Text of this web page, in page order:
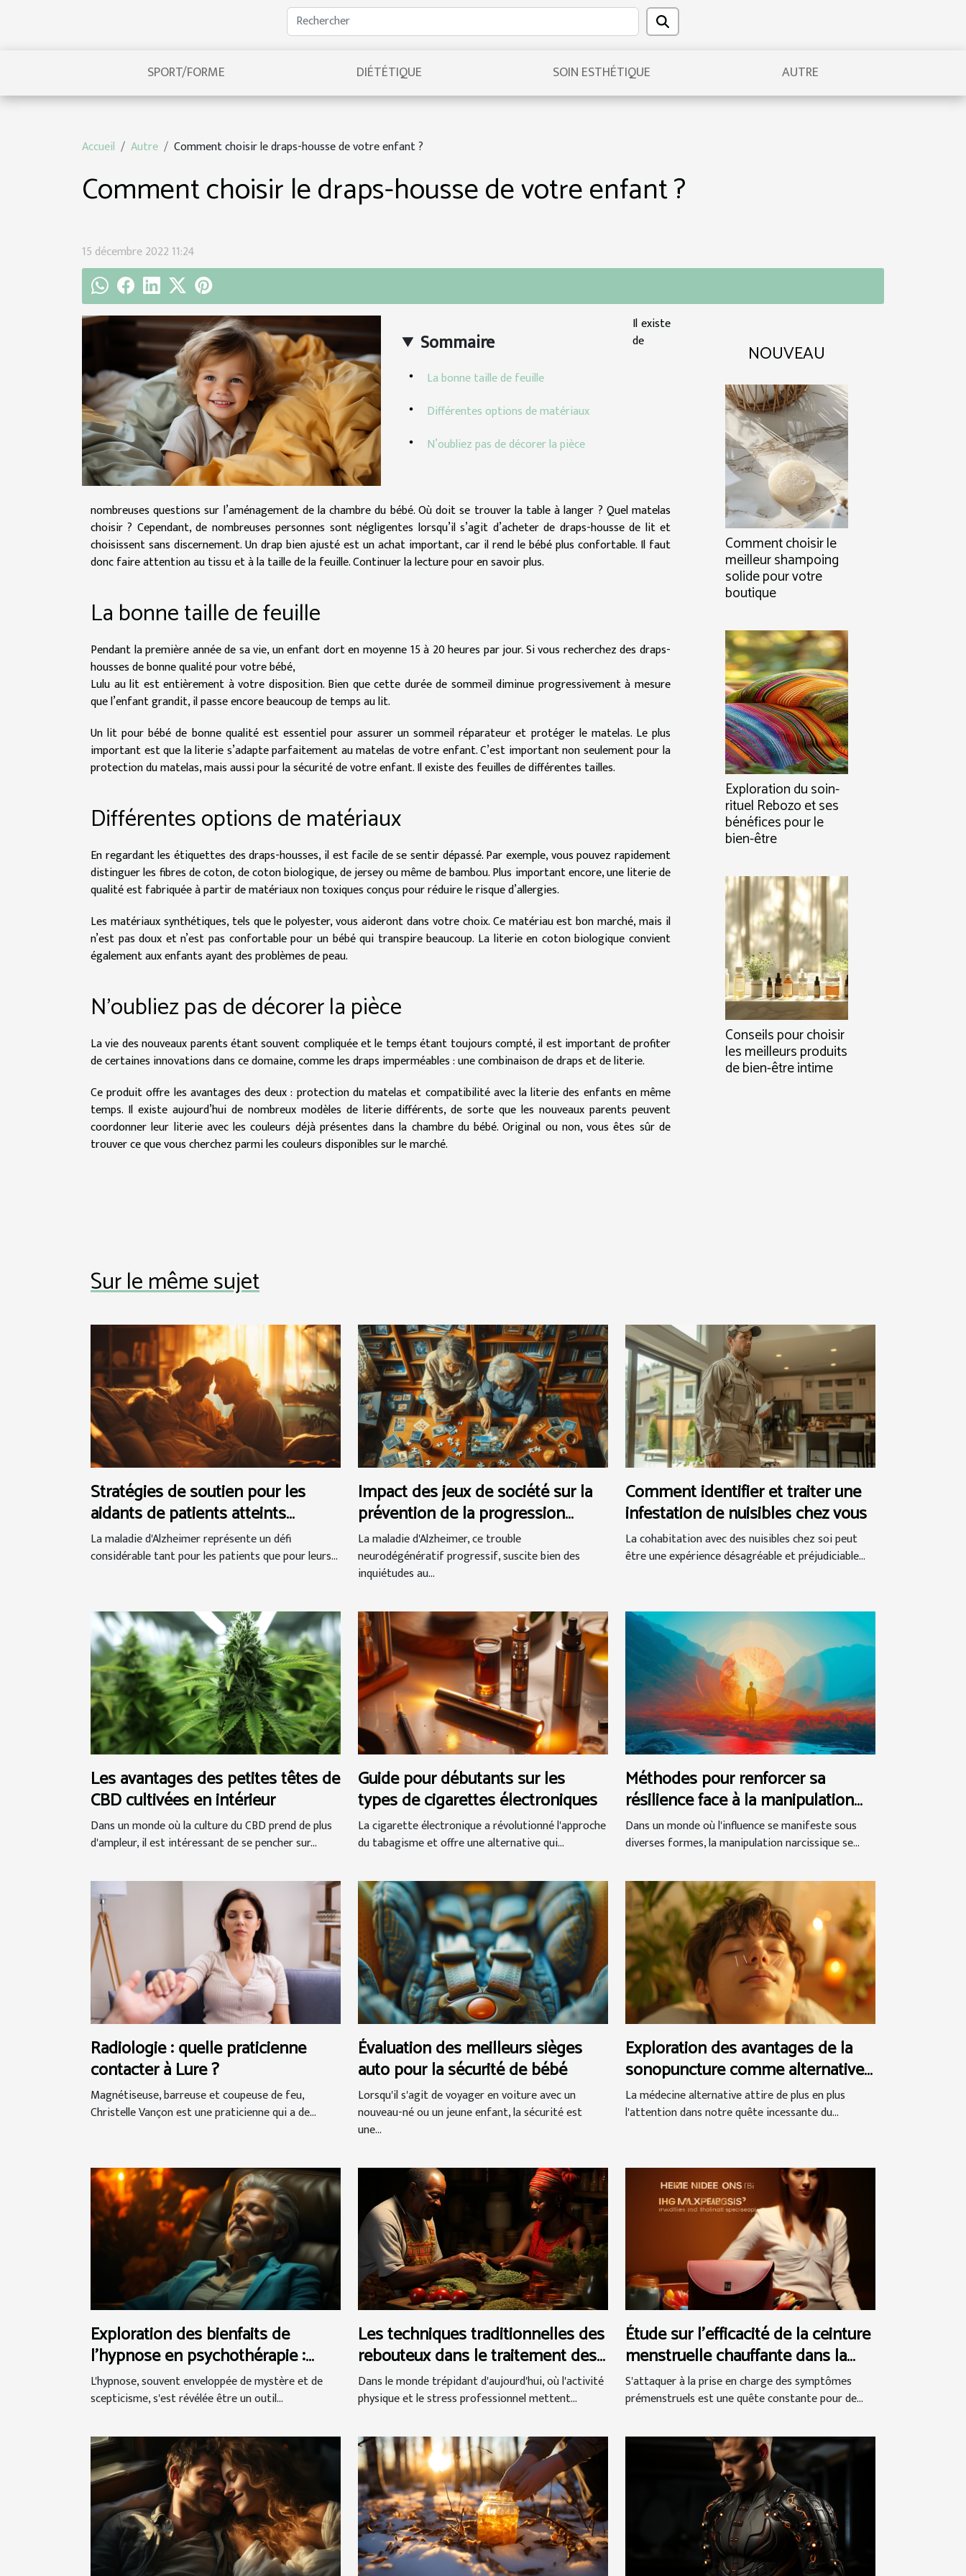
SPORT/FORME DIÉTÉTIQUE SOIN ESTHÉTIQUE AUTRE
Accueil Autre Comment choisir le draps-housse de votre enfant ?
Comment choisir le draps-housse de votre enfant ?
15 décembre 2022 11:24
Sommaire
La bonne taille de feuille
Différentes options de matériaux
N’oubliez pas de décorer la pièce
Il existe
de
nombreuses questions sur l’aménagement de la chambre du bébé. Où doit se trouver la table à langer ? Quel matelas
choisir ? Cependant, de nombreuses personnes sont négligentes lorsqu’il s’agit d’acheter de draps-housse de lit et
choisissent sans discernement. Un drap bien ajusté est un achat important, car il rend le bébé plus confortable. Il faut
donc faire attention au tissu et à la taille de la feuille. Continuer la lecture pour en savoir plus.
La bonne taille de feuille
Pendant la première année de sa vie, un enfant dort en moyenne 15 à 20 heures par jour. Si vous recherchez des draps-
housses de bonne qualité pour votre bébé,
Lulu au lit est entièrement à votre disposition. Bien que cette durée de sommeil diminue progressivement à mesure
que l’enfant grandit, il passe encore beaucoup de temps au lit.
Un lit pour bébé de bonne qualité est essentiel pour assurer un sommeil réparateur et protéger le matelas. Le plus
important est que la literie s’adapte parfaitement au matelas de votre enfant. C’est important non seulement pour la
protection du matelas, mais aussi pour la sécurité de votre enfant. Il existe des feuilles de différentes tailles.
Différentes options de matériaux
En regardant les étiquettes des draps-housses, il est facile de se sentir dépassé. Par exemple, vous pouvez rapidement
distinguer les fibres de coton, de coton biologique, de jersey ou même de bambou. Plus important encore, une literie de
qualité est fabriquée à partir de matériaux non toxiques conçus pour réduire le risque d’allergies.
Les matériaux synthétiques, tels que le polyester, vous aideront dans votre choix. Ce matériau est bon marché, mais il
n’est pas doux et n’est pas confortable pour un bébé qui transpire beaucoup. La literie en coton biologique convient
également aux enfants ayant des problèmes de peau.
N’oubliez pas de décorer la pièce
La vie des nouveaux parents étant souvent compliquée et le temps étant toujours compté, il est important de profiter
de certaines innovations dans ce domaine, comme les draps imperméables : une combinaison de draps et de literie.
Ce produit offre les avantages des deux : protection du matelas et compatibilité avec la literie des enfants en même
temps. Il existe aujourd’hui de nombreux modèles de literie différents, de sorte que les nouveaux parents peuvent
coordonner leur literie avec les couleurs déjà présentes dans la chambre du bébé. Original ou non, vous êtes sûr de
trouver ce que vous cherchez parmi les couleurs disponibles sur le marché.
NOUVEAU
Comment choisir le
meilleur shampoing
solide pour votre
boutique
Exploration du soin-
rituel Rebozo et ses
bénéfices pour le
bien-être
Conseils pour choisir
les meilleurs produits
de bien-être intime
Sur le même sujet
Stratégies de soutien pour les
aidants de patients atteints
d'Alzheimer
La maladie d'Alzheimer représente un défi
considérable tant pour les patients que pour leurs...
Impact des jeux de société sur la
prévention de la progression
d'Alzheimer
La maladie d'Alzheimer, ce trouble
neurodégénératif progressif, suscite bien des
inquiétudes au...
Comment identifier et traiter une
infestation de nuisibles chez vous
La cohabitation avec des nuisibles chez soi peut
être une expérience désagréable et préjudiciable...
Les avantages des petites têtes de
CBD cultivées en intérieur
Dans un monde où la culture du CBD prend de plus
d'ampleur, il est intéressant de se pencher sur...
Guide pour débutants sur les
types de cigarettes électroniques
La cigarette électronique a révolutionné l'approche
du tabagisme et offre une alternative qui...
Méthodes pour renforcer sa
résilience face à la manipulation
narcissique
Dans un monde où l'influence se manifeste sous
diverses formes, la manipulation narcissique se...
Radiologie : quelle praticienne
contacter à Lure ?
Magnétiseuse, barreuse et coupeuse de feu,
Christelle Vançon est une praticienne qui a de...
Évaluation des meilleurs sièges
auto pour la sécurité de bébé
Lorsqu'il s'agit de voyager en voiture avec un
nouveau-né ou un jeune enfant, la sécurité est
une...
Exploration des avantages de la
sonopuncture comme alternative
à l'acupuncture
La médecine alternative attire de plus en plus
l'attention dans notre quête incessante du...
Exploration des bienfaits de
l'hypnose en psychothérapie :
Techniques et témoignages de
réussite
L'hypnose, souvent enveloppée de mystère et de
scepticisme, s'est révélée être un outil...
Les techniques traditionnelles des
rebouteux dans le traitement des
douleurs musculaires et
articulaires
Dans le monde trépidant d'aujourd'hui, où l'activité
physique et le stress professionnel mettent...
Étude sur l'efficacité de la ceinture
menstruelle chauffante dans la
gestion du syndrome
prémenstruel
S'attaquer à la prise en charge des symptômes
prémenstruels est une quête constante pour de...